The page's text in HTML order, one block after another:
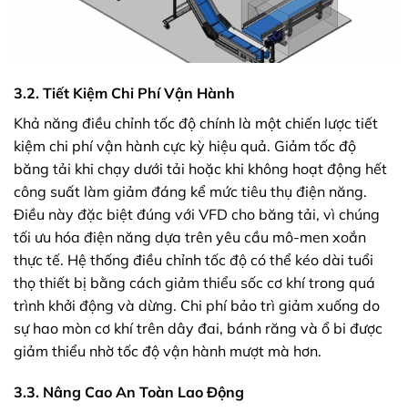
3.2. Tiết Kiệm Chi Phí Vận Hành
Khả năng điều chỉnh tốc độ chính là một chiến lược tiết
kiệm chi phí vận hành cực kỳ hiệu quả. Giảm tốc độ
băng tải khi chạy dưới tải hoặc khi không hoạt động hết
công suất làm giảm đáng kể mức tiêu thụ điện năng.
Điều này đặc biệt đúng với VFD cho băng tải, vì chúng
tối ưu hóa điện năng dựa trên yêu cầu mô-men xoắn
thực tế. Hệ thống điều chỉnh tốc độ có thể kéo dài tuổi
thọ thiết bị bằng cách giảm thiểu sốc cơ khí trong quá
trình khởi động và dừng. Chi phí bảo trì giảm xuống do
sự hao mòn cơ khí trên dây đai, bánh răng và ổ bi được
giảm thiểu nhờ tốc độ vận hành mượt mà hơn.
3.3. Nâng Cao An Toàn Lao Động